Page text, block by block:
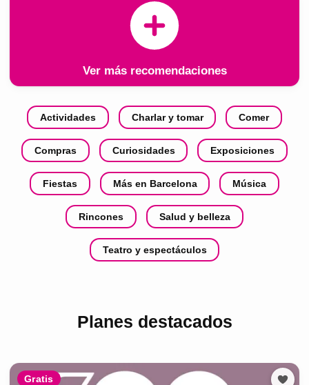
Ver más recomendaciones
Actividades Charlar y tomar Comer
Compras Curiosidades Exposiciones
Fiestas Más en Barcelona Música
Rincones Salud y belleza
Teatro y espectáculos
Planes destacados
Gratis